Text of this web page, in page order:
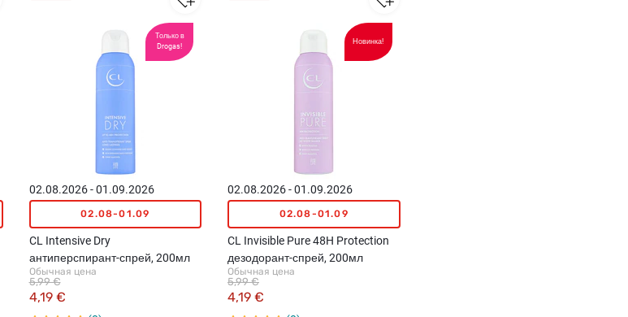
Только в
Drogas!
02.08.2026 - 01.09.2026
02.08-01.09
CL Intensive Dry
антиперспирант-спрей, 200мл
Обычная цена
4,19 €
5,99 €
Новинка!
02.08.2026 - 01.09.2026
02.08-01.09
CL Invisible Pure 48H Protection
дезодорант-спрей, 200мл
Обычная цена
4,19 €
5,99 €